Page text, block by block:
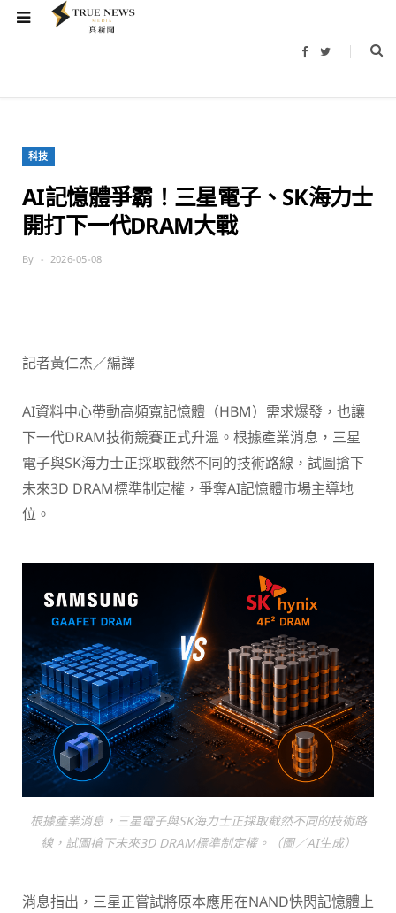
F
b
T
t
科技
AI記憶體爭霸！三星電子、SK海力士
開打下一代DRAM大戰
By 2026-05-08
記者黃仁杰／編譯
AI資料中心帶動高頻寬記憶體（HBM）需求爆發，也讓
下一代DRAM技術競賽正式升溫。根據產業消息，三星
電子與SK海力士正採取截然不同的技術路線，試圖搶下
未來3D DRAM標準制定權，爭奪AI記憶體市場主導地
位。
根據產業消息，三星電子與SK海力士正採取截然不同的技術路
線，試圖搶下未來3D DRAM標準制定權。（圖／AI生成）
消息指出，三星正嘗試將原本應用在NAND快閃記憶體上